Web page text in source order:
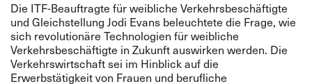
Die ITF-Beauftragte für weibliche Verkehrsbeschäftigte
und Gleichstellung Jodi Evans beleuchtete die Frage, wie
sich revolutionäre Technologien für weibliche
Verkehrsbeschäftigte in Zukunft auswirken werden. Die
Verkehrswirtschaft sei im Hinblick auf die
Erwerbstätigkeit von Frauen und berufliche